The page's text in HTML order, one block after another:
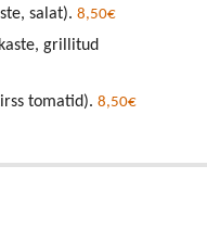
salat). 8,50€
grillitud
tomatid). 8,50€